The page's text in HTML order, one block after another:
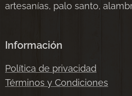
artesanías, palo santo,
Información
Política de privacidad
Términos y Condiciones